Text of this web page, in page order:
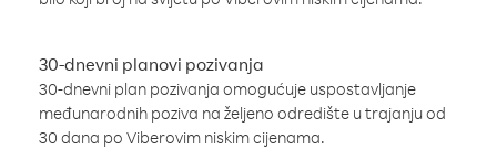
30-dnevni planovi pozivanja
30-dnevni plan pozivanja omogućuje uspostavljanje
međunarodnih poziva na željeno odredište u trajanju od
30 dana po Viberovim niskim cijenama.